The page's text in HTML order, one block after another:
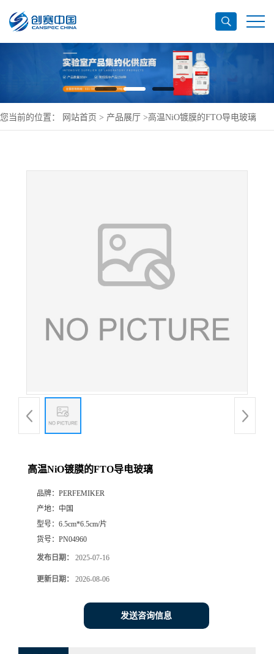
您当前的位置： 网站首页 > 产品展厅 >高温NiO镀膜的FTO导电玻璃
高温NiO镀膜的FTO导电玻璃
品牌： PERFEMIKER
产地： 中国
型号： 6.5cm*6.5cm/片
货号： PN04960
发布日期： 2025-07-16
更新日期： 2026-08-06
发送咨询信息